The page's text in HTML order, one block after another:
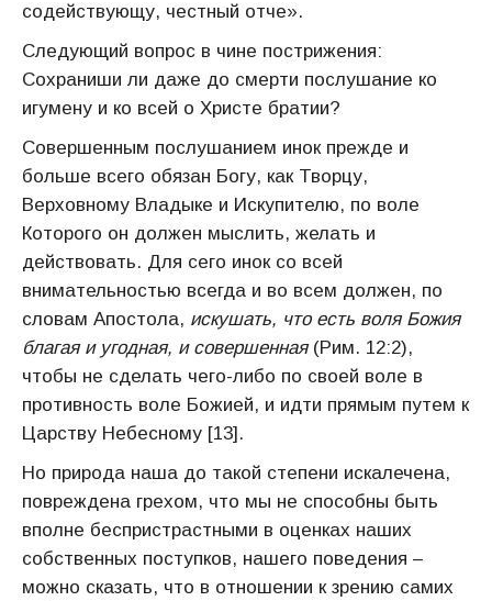
содействующу, честный отче».
Следующий вопрос в чине пострижения:
Сохраниши ли даже до смерти послушание ко
игумену и ко всей о Христе братии?
Совершенным послушанием инок прежде и
больше всего обязан Богу, как Творцу,
Верховному Владыке и Искупителю, по воле
Которого он должен мыслить, желать и
действовать. Для сего инок со всей
внимательностью всегда и во всем должен, по
словам Апостола, искушать, что есть воля Божия
благая и угодная, и совершенная(Рим. 12:2),
чтобы не сделать чего-либо по своей воле в
противность воле Божией, и идти прямым путем к
Царству Небесному [13].
Но природа наша до такой степени искалечена,
повреждена грехом, что мы не способны быть
вполне беспристрастными в оценках наших
собственных поступков, нашего поведения –
можно сказать, что в отношении к зрению самих